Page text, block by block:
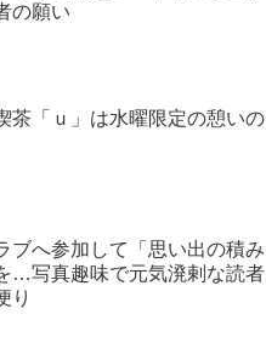
の願い
茶「ｕ」は水曜限定の憩いの
ブへ参加して「思い出の積み
…写真趣味で元気溌剌な読者
り